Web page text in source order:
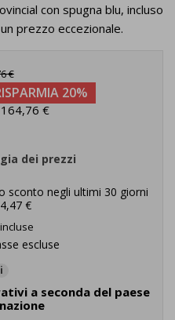
con spugna blu, incluso
prezzo eccezionale.
€
20%
€
dei prezzi
sconto negli ultimi 30 giorni
€
escluse
i
a seconda del paese